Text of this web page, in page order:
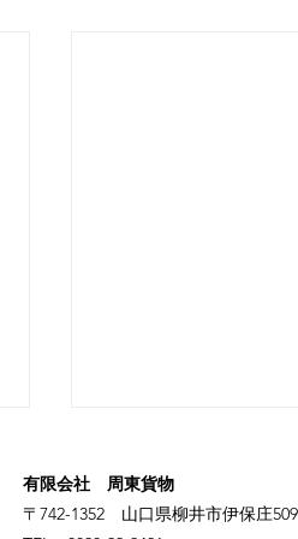
有限会社 周東貨物
〒742-1352 山口県柳井市伊保庄